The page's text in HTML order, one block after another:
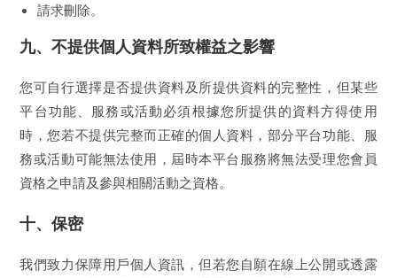
請求刪除。
九、不提供個人資料所致權益之影響
您可自行選擇是否提供資料及所提供資料的完整性，但某些
平台功能、服務或活動必須根據您所提供的資料方得使用
時，您若不提供完整而正確的個人資料，部分平台功能、服
務或活動可能無法使用，屆時本平台服務將無法受理您會員
資格之申請及參與相關活動之資格。
十、保密
我們致力保障用戶個人資訊，但若您自願在線上公開或透露